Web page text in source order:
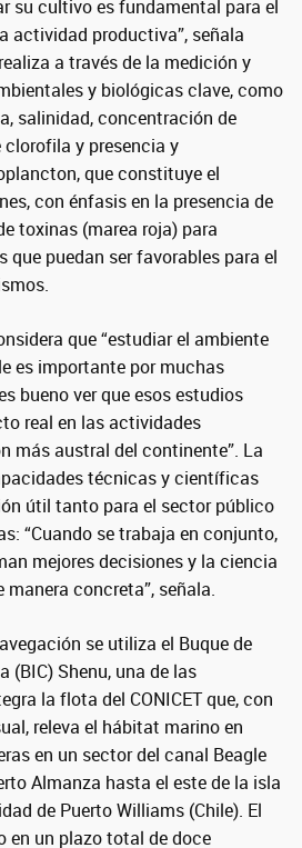
su cultivo es fundamental para el
actividad productiva”, señala
a través de la medición y
y biológicas clave, como
salinidad, concentración de
clorofila y presencia y
que constituye el
con énfasis en la presencia de
toxinas (marea roja) para
que puedan ser favorables para el
que “estudiar el ambiente
es importante por muchas
bueno ver que esos estudios
real en las actividades
más austral del continente”. La
técnicas y científicas
útil tanto para el sector público
“Cuando se trabaja en conjunto,
mejores decisiones y la ciencia
concreta”, señala.
se utiliza el Buque de
Shenu, una de las
la flota del CONICET que, con
releva el hábitat marino en
en un sector del canal Beagle
Almanza hasta el este de la isla
de Puerto Williams (Chile). El
en un plazo total de doce